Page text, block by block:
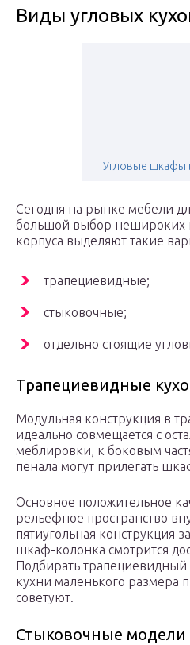
Виды угловых
Угловые шкафы
Сегодня на рынке мебели
большой выбор нешироких
корпуса выделяют такие
трапециевидные;
стыковочные;
отдельно стоящие
Трапециевидные
Модульная конструкция в
идеально совмещается с
меблировки, к боковым
пенала могут прилегать
Основное положительное
рельефное пространство
пятиугольная конструкция
шкаф-колонка смотрится
Подбирать трапециевидный
кухни маленького размера
советуют.
Стыковочные модели